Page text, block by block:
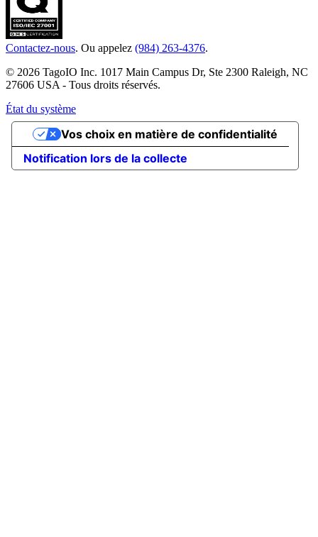
Contactez-nous. Ou appelez (984) 263-4376.
© 2026 TagoIO Inc. 1017 Main Campus Dr, Ste 2300 Raleigh, NC
27606 USA - Tous droits réservés.
État du système
Notification lors de la collecte
Vos choix en matière de confidentialité